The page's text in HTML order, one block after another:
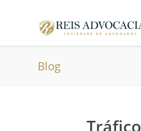
Blog
Tráfico